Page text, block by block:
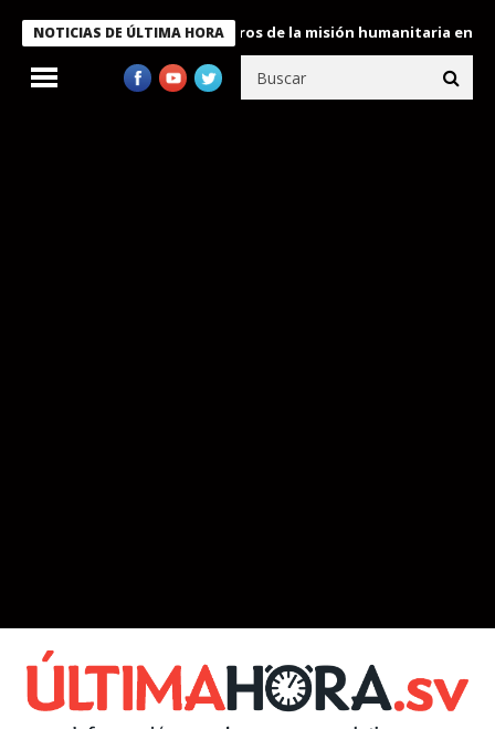
NOTICIAS DE ÚLTIMA HORA
Bukele condecora a miembros de la misión humanitaria enviada a